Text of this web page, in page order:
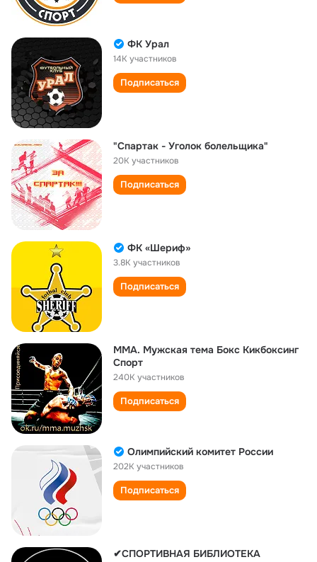
ФК Урал
14K участников
Подписаться
"Спартак - Уголок болельщика"
20K участников
Подписаться
ФК «Шериф»
3.8K участников
Подписаться
ММА. Мужская тема Бокс Кикбоксинг
Спорт
240K участников
Подписаться
Олимпийский комитет России
202K участников
Подписаться
✔СПОРТИВНАЯ БИБЛИОТЕКА